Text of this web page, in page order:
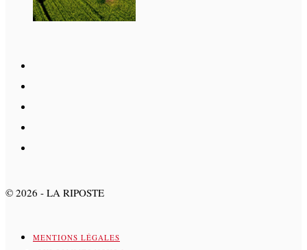
© 2026 - LA RIPOSTE
MENTIONS LÉGALES